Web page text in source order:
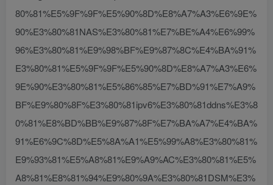
80%81%E5%9F%9F%E5%90%8D%E8%A7%A3%E6%9E%
90%E3%80%81NAS%E3%80%81%E7%BE%A4%E6%99%
96%E3%80%81%E9%98%BF%E9%87%8C%E4%BA%91%
E3%80%81%E5%9F%9F%E5%90%8D%E8%A7%A3%E6%
9E%90%E3%80%81%E5%86%85%E7%BD%91%E7%A9%
BF%E9%80%8F%E3%80%81ipv6%E3%80%81ddns%E3%8
0%81%E8%BD%BB%E9%87%8F%E7%BA%A7%E4%BA%
91%E6%9C%8D%E5%8A%A1%E5%99%A8%E3%80%81%
E9%93%81%E5%A8%81%E9%A9%AC%E3%80%81%E5%
A8%81%E8%81%94%E9%80%9A%E3%80%81DSM%E3%